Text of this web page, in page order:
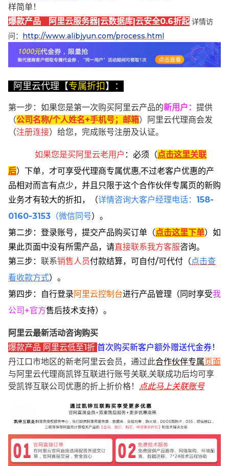
样简单！
爆款产品 阿里云服务器|云数据库|云安全0.6折起 详情访
问： http://www.alibjyun.com/process.html
阿里云代理【专属折扣】：
第一步：如果您是第一次购买阿里云产品的新用户 ： 提供
（公司名称/个人姓名+手机号；邮箱）阿里云代理商会发
（注册连接）给您，完成账号注册及认证。
如果您是买阿里云老用户 ： 必须 （点击这里关联
后） 下单， 才可享受代理商专属优惠,不过老客户优惠的产
品相对而言有点少，并且只限于这个合作伙伴专属页的新购
业务才有较大的折扣，
（详情咨询大客户经理电话： 158-
0160-3153 （微信同号）。
第二步：登录账号，提交产品购买订单（点击这里下单） 如
果此页面中没有所需产品，请直接联系我方客服咨询。
第三步： 联系销售人员付款结算，可自付/可代付（点击查
看收款方式）。
第四步：自行登录阿里云控制台进行产品管理（同时享受我
公司+官方售后技术支持）。
阿里云最新活动咨询购买
爆款产品 阿里云低至1折 首次购买新客户额外赠送代金券！
丹江口市地区的新老阿里云会员，通过此合作伙伴专属页面
与阿里云代理商凯铧互联进行账号关联,关联成功后均可享
受凯铧互联公司优惠的折上折价格！
点此马上关联账号